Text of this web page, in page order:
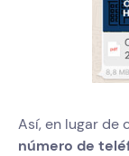
Así, en lugar de
número de